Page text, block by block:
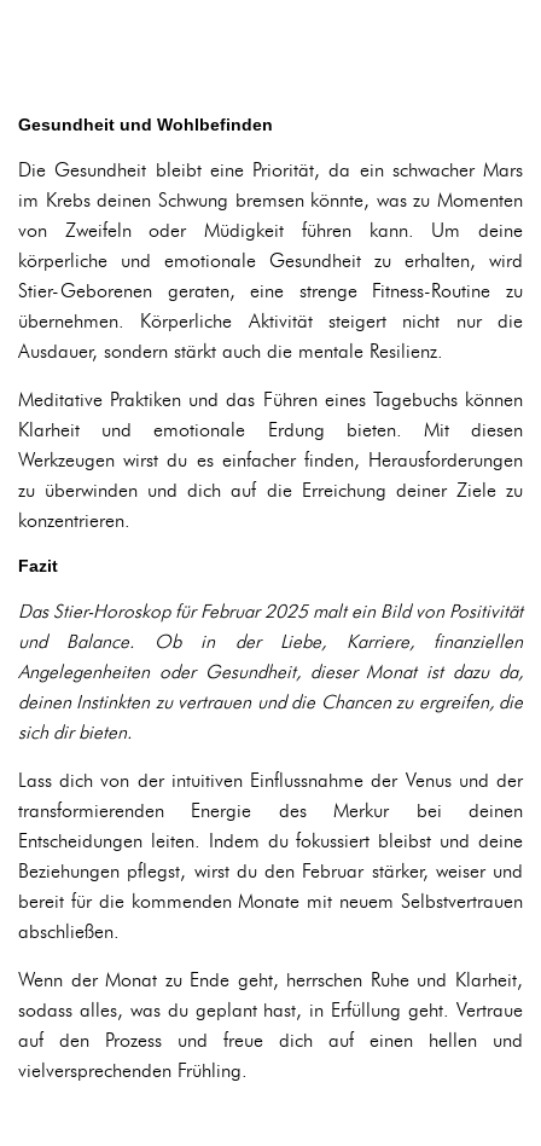
Gesundheit und Wohlbefinden
Die Gesundheit bleibt eine Priorität, da ein schwacher Mars
im Krebs deinen Schwung bremsen könnte, was zu Momenten
von Zweifeln oder Müdigkeit führen kann. Um deine
körperliche und emotionale Gesundheit zu erhalten, wird
Stier-Geborenen geraten, eine strenge Fitness-Routine zu
übernehmen. Körperliche Aktivität steigert nicht nur die
Ausdauer, sondern stärkt auch die mentale Resilienz.
Meditative Praktiken und das Führen eines Tagebuchs können
Klarheit und emotionale Erdung bieten. Mit diesen
Werkzeugen wirst du es einfacher finden, Herausforderungen
zu überwinden und dich auf die Erreichung deiner Ziele zu
konzentrieren.
Fazit
Das Stier-Horoskop für Februar 2025 malt ein Bild von Positivität
und Balance. Ob in der Liebe, Karriere, finanziellen
Angelegenheiten oder Gesundheit, dieser Monat ist dazu da,
deinen Instinkten zu vertrauen und die Chancen zu ergreifen, die
sich dir bieten.
Lass dich von der intuitiven Einflussnahme der Venus und der
transformierenden Energie des Merkur bei deinen
Entscheidungen leiten. Indem du fokussiert bleibst und deine
Beziehungen pflegst, wirst du den Februar stärker, weiser und
bereit für die kommenden Monate mit neuem Selbstvertrauen
abschließen.
Wenn der Monat zu Ende geht, herrschen Ruhe und Klarheit,
sodass alles, was du geplant hast, in Erfüllung geht. Vertraue
auf den Prozess und freue dich auf einen hellen und
vielversprechenden Frühling.